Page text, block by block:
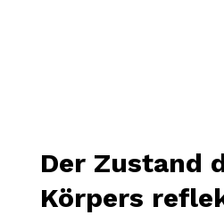
Der Zustand
Körpers